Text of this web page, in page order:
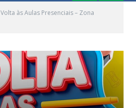
Volta às Aulas Presenciais – Zona